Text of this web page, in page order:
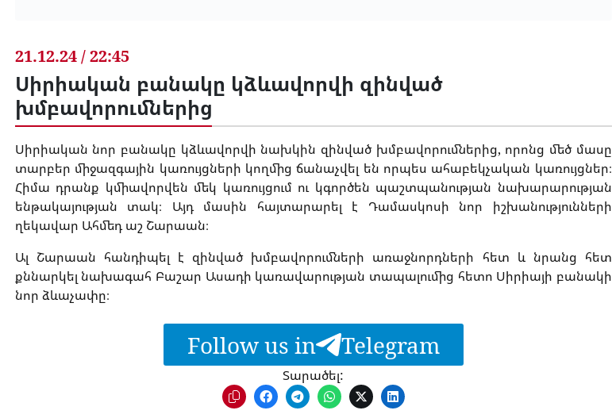
21.12.24 / 22:45
Սիրիական բանակը կձևավորվի զինված
խմբավորումներից
Սիրիական նոր բանակը կձևավորվի նախկին զինված խմբավորումներից, որոնց մեծ մասը
տարբեր միջազգային կառույցների կողմից ճանաչվել են որպես ահաբեկչական կառույցներ։
Հիմա դրանք կմիավորվեն մեկ կառույցում ու կգործեն պաշտպանության նախարարության
ենթակայության տակ։ Այդ մասին հայտարարել է Դամասկոսի նոր իշխանությունների
ղեկավար Ահմեդ աշ Շարաան։
Ալ Շարաան հանդիպել է զինված խմբավորումների առաջնորդների հետ և նրանց հետ
քննարկել նախագահ Բաշար Ասադի կառավարության տապալումից հետո Սիրիայի բանակի
նոր ձևաչափը։
Follow us in Telegram
Տարածել: